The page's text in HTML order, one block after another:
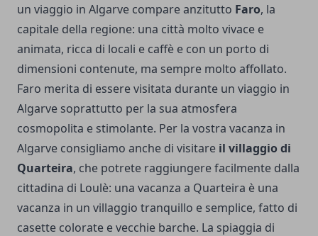
un viaggio in Algarve compare anzitutto Faro, la
capitale della regione: una città molto vivace e
animata, ricca di locali e caffè e con un porto di
dimensioni contenute, ma sempre molto affollato.
Faro merita di essere visitata durante un viaggio in
Algarve soprattutto per la sua atmosfera
cosmopolita e stimolante. Per la vostra vacanza in
Algarve consigliamo anche di visitare il villaggio di
Quarteira, che potrete raggiungere facilmente dalla
cittadina di Loulè: una vacanza a Quarteira è una
vacanza in un villaggio tranquillo e semplice, fatto di
casette colorate e vecchie barche. La spiaggia di